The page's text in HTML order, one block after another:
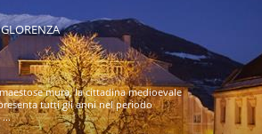
mura, la cittadina medioevale
tutti gli anni nel periodo
...